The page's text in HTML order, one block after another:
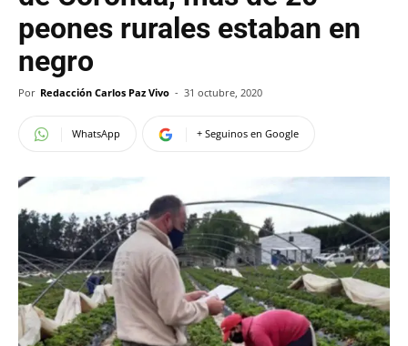
peones rurales estaban en
negro
Por Redacción Carlos Paz Vivo - 31 octubre, 2020
WhatsApp + Seguinos en Google